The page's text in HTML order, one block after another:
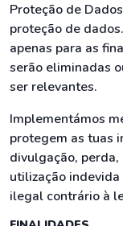
Proteção de
proteção de
apenas para as
serão eliminadas
ser relevantes.
Implementámos
protegem as tuas
divulgação,
utilização
ilegal contrário à